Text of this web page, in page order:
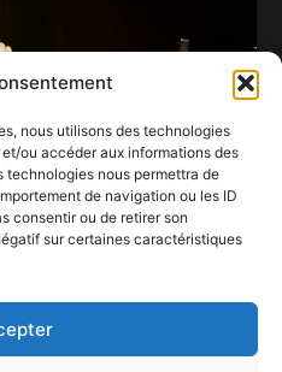
nous utilisons des technologies
ou accéder aux informations des
technologies nous permettra de
de navigation ou les ID
consentir ou de retirer son
sur certaines caractéristiques
du paquebot aux